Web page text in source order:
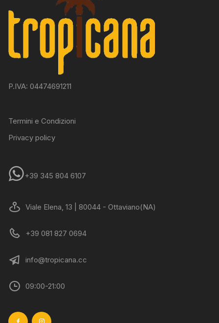
P.IVA: 04474691211
Termini e Condizioni
Privacy policy
+39 345 804 6107
Viale Elena, 13 | 80044 - Ottaviano(NA)
+39 081 827 0694
info@tropicana.cc
09:00-21:00